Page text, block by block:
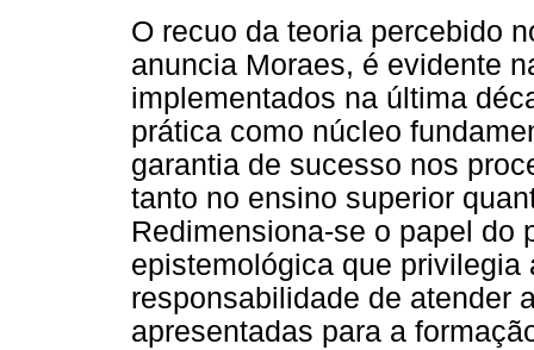
O recuo da teoria percebido
anuncia Moraes, é evidente
implementados na última
prática como núcleo
garantia de sucesso nos
tanto no ensino superior
Redimensiona-se o papel do
epistemológica que privilegia
responsabilidade de atender
apresentadas para a